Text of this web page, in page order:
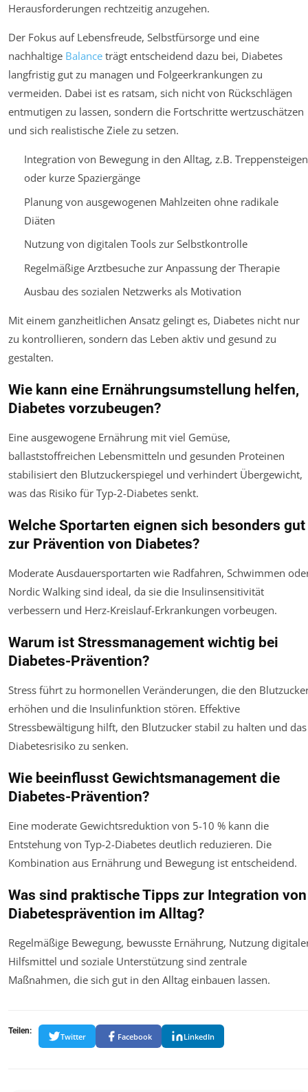
Herausforderungen rechtzeitig anzugehen.
Der Fokus auf Lebensfreude, Selbstfürsorge und eine
nachhaltige Balance trägt entscheidend dazu bei, Diabetes
langfristig gut zu managen und Folgeerkrankungen zu
vermeiden. Dabei ist es ratsam, sich nicht von Rückschlägen
entmutigen zu lassen, sondern die Fortschritte wertzuschätzen
und sich realistische Ziele zu setzen.
Integration von Bewegung in den Alltag, z.B. Treppensteigen
oder kurze Spaziergänge
Planung von ausgewogenen Mahlzeiten ohne radikale
Diäten
Nutzung von digitalen Tools zur Selbstkontrolle
Regelmäßige Arztbesuche zur Anpassung der Therapie
Ausbau des sozialen Netzwerks als Motivation
Mit einem ganzheitlichen Ansatz gelingt es, Diabetes nicht nur
zu kontrollieren, sondern das Leben aktiv und gesund zu
gestalten.
Wie kann eine Ernährungsumstellung helfen,
Diabetes vorzubeugen?
Eine ausgewogene Ernährung mit viel Gemüse,
ballaststoffreichen Lebensmitteln und gesunden Proteinen
stabilisiert den Blutzuckerspiegel und verhindert Übergewicht,
was das Risiko für Typ-2-Diabetes senkt.
Welche Sportarten eignen sich besonders gut
zur Prävention von Diabetes?
Moderate Ausdauersportarten wie Radfahren, Schwimmen
Nordic Walking sind ideal, da sie die Insulinsensitivität
verbessern und Herz-Kreislauf-Erkrankungen vorbeugen.
Warum ist Stressmanagement wichtig bei
Diabetes-Prävention?
Stress führt zu hormonellen Veränderungen, die den
erhöhen und die Insulinfunktion stören. Effektive
Stressbewältigung hilft, den Blutzucker stabil zu halten und das
Diabetesrisiko zu senken.
Wie beeinflusst Gewichtsmanagement die
Diabetes-Prävention?
Eine moderate Gewichtsreduktion von 5-10 % kann die
Entstehung von Typ-2-Diabetes deutlich reduzieren. Die
Kombination aus Ernährung und Bewegung ist entscheidend.
Was sind praktische Tipps zur Integration von
Diabetesprävention im Alltag?
Regelmäßige Bewegung, bewusste Ernährung, Nutzung
Hilfsmittel und soziale Unterstützung sind zentrale
Maßnahmen, die sich gut in den Alltag einbauen lassen.
Teilen:
Twitter Facebook LinkedIn